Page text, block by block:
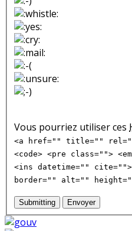
Vous pourriez utiliser ces
<a href="" title=""
<code> <pre class="">
<ins datetime=""
border="" alt=""
Submitting Envoyer